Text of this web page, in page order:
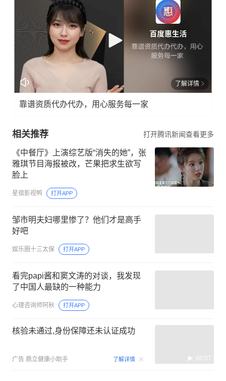
了解详情
靠谱资质代办代办，用心服务每一家
相关推荐 打开腾讯新闻查看更多
《中餐厅》上演综艺版“消失的她”，张
雅琪节目海报被改，芒果把求生欲写
脸上
星宿影视鸭 打开APP
邹市明夫妇哪里惨了？他们才是高手
好吧
娱乐圈十三太保 打开APP
看完papi酱和窦文涛的对谈，我发现
了中国人最缺的一种能力
心理咨询师阿秋 打开APP
核验未通过,身份保障还未认证成功
广告 鼎立健康小助手 了解详情 00:07